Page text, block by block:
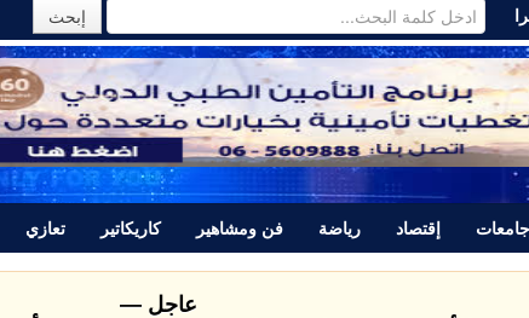
إقتصاد رياضة فن ومشاهير كاريكاتير تعازي
عاجل —